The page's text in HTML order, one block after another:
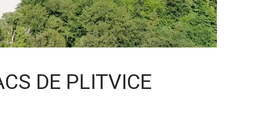
DE PLITVICE